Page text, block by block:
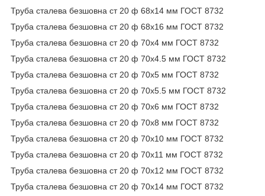
Труба сталева безшовна ст 20 ф 68х14 мм ГОСТ 8732
Труба сталева безшовна ст 20 ф 68х16 мм ГОСТ 8732
Труба сталева безшовна ст 20 ф 70х4 мм ГОСТ 8732
Труба сталева безшовна ст 20 ф 70х4.5 мм ГОСТ 8732
Труба сталева безшовна ст 20 ф 70х5 мм ГОСТ 8732
Труба сталева безшовна ст 20 ф 70х5.5 мм ГОСТ 8732
Труба сталева безшовна ст 20 ф 70х6 мм ГОСТ 8732
Труба сталева безшовна ст 20 ф 70х8 мм ГОСТ 8732
Труба сталева безшовна ст 20 ф 70х10 мм ГОСТ 8732
Труба сталева безшовна ст 20 ф 70х11 мм ГОСТ 8732
Труба сталева безшовна ст 20 ф 70х12 мм ГОСТ 8732
Труба сталева безшовна ст 20 ф 70х14 мм ГОСТ 8732